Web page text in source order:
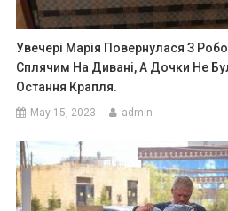
Увечері Марія Повернулася З
Сплячим На Дивані, А Дочки Не
Остання Крапля.
May 15, 2023 admin